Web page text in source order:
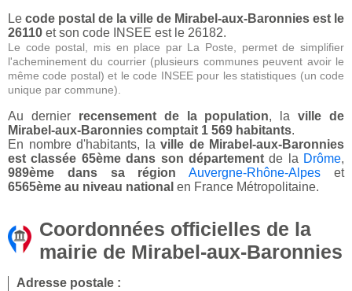
Le code postal de la ville de Mirabel-aux-Baronnies est le
26110 et son code INSEE est le 26182.
Le code postal, mis en place par La Poste, permet de simplifier
l'acheminement du courrier (plusieurs communes peuvent avoir le
même code postal) et le code INSEE pour les statistiques (un code
unique par commune).
Au dernier recensement de la population, laville de
Mirabel-aux-Baronnies comptait 1 569 habitants.
En nombre d'habitants, la ville de Mirabel-aux-Baronnies
est classée 65ème dans son départementde la Drôme,
989ème dans sa région
Auvergne-Rhône-Alpes et
6565ème au niveau national en France Métropolitaine.
Coordonnées officielles de la
mairie de Mirabel-aux-Baronnies
Adresse postale :